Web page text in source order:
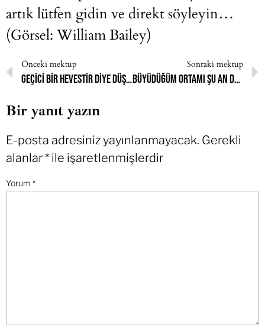
artık lütfen gidin ve direkt söyleyin…
(Görsel: William Bailey)
Önceki mektup
Geçici bir hevestir diye düşündüm ama açılma isteğim 2 senedir gitmedi.
Sonraki mektup
Büyüdüğüm ortamı şu an düşündüğümde dehşete kapılıyorum.
Bir yanıt yazın
E-posta adresiniz yayınlanmayacak. Gerekli
alanlar* ile işaretlenmişlerdir
Yorum *